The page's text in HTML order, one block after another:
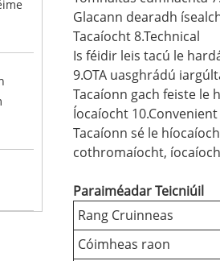
Glacann dearadh
Tacaíocht 8.Technical
Is féidir leis tacú le
9.OTA uasghrádú
Tacaíonn gach feiste le
Íocaíocht 10.Convenient
Tacaíonn sé le
cothromaíocht,
Paraiméadar Teicniúil
Rang Cruinneas
Cóimheas raon